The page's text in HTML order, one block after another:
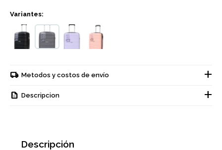
Variantes:
Metodos y costos de envío
Descripcion
Descripción